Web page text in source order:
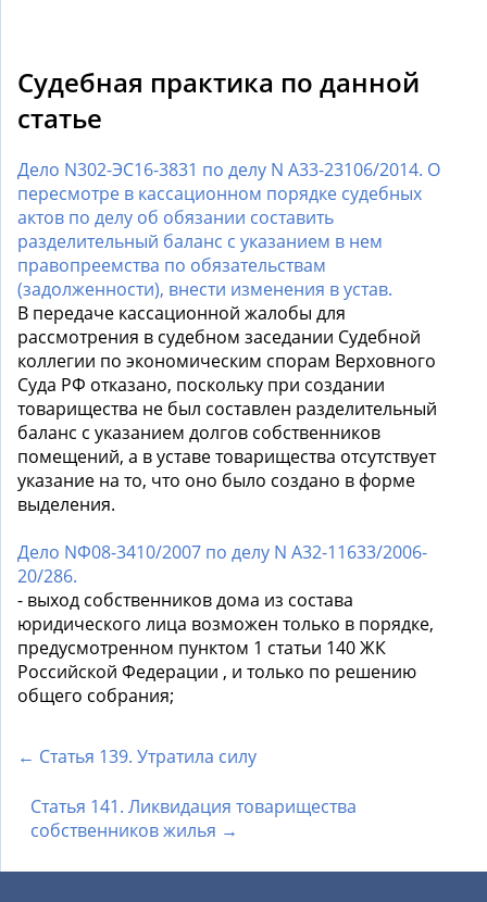
Судебная практика по данной
статье
Дело N302-ЭС16-3831 по делу N А33-23106/2014. О
пересмотре в кассационном порядке судебных
актов по делу об обязании составить
разделительный баланс с указанием в нем
правопреемства по обязательствам
(задолженности), внести изменения в устав.
В передаче кассационной жалобы для
рассмотрения в судебном заседании Судебной
коллегии по экономическим спорам Верховного
Суда РФ отказано, поскольку при создании
товарищества не был составлен разделительный
баланс с указанием долгов собственников
помещений, а в уставе товарищества отсутствует
указание на то, что оно было создано в форме
выделения.
Дело NФ08-3410/2007 по делу N А32-11633/2006-
20/286.
- выход собственников дома из состава
юридического лица возможен только в порядке,
предусмотренном пунктом 1 статьи 140 ЖК
Российской Федерации , и только по решению
общего собрания;
← Статья 139. Утратила силу
Статья 141. Ликвидация товарищества
собственников жилья →